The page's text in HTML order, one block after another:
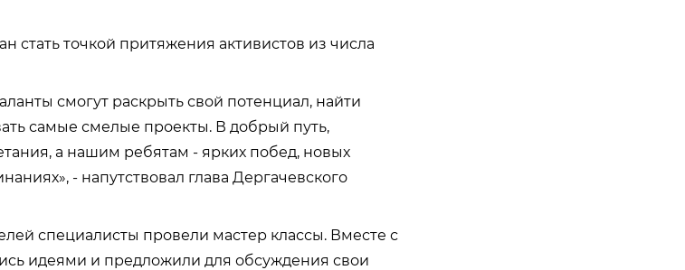
точкой притяжения активистов из числа
смогут раскрыть свой потенциал, найти
самые смелые проекты. В добрый путь,
а нашим ребятам - ярких побед, новых
- напутствовал глава Дергачевского
специалисты провели мастер классы. Вместе с
идеями и предложили для обсуждения свои